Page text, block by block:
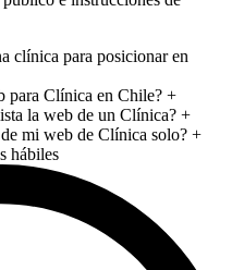
clínica para posicionar en
para Clínica en Chile? +
la web de un Clínica? +
mi web de Clínica solo? +
hábiles